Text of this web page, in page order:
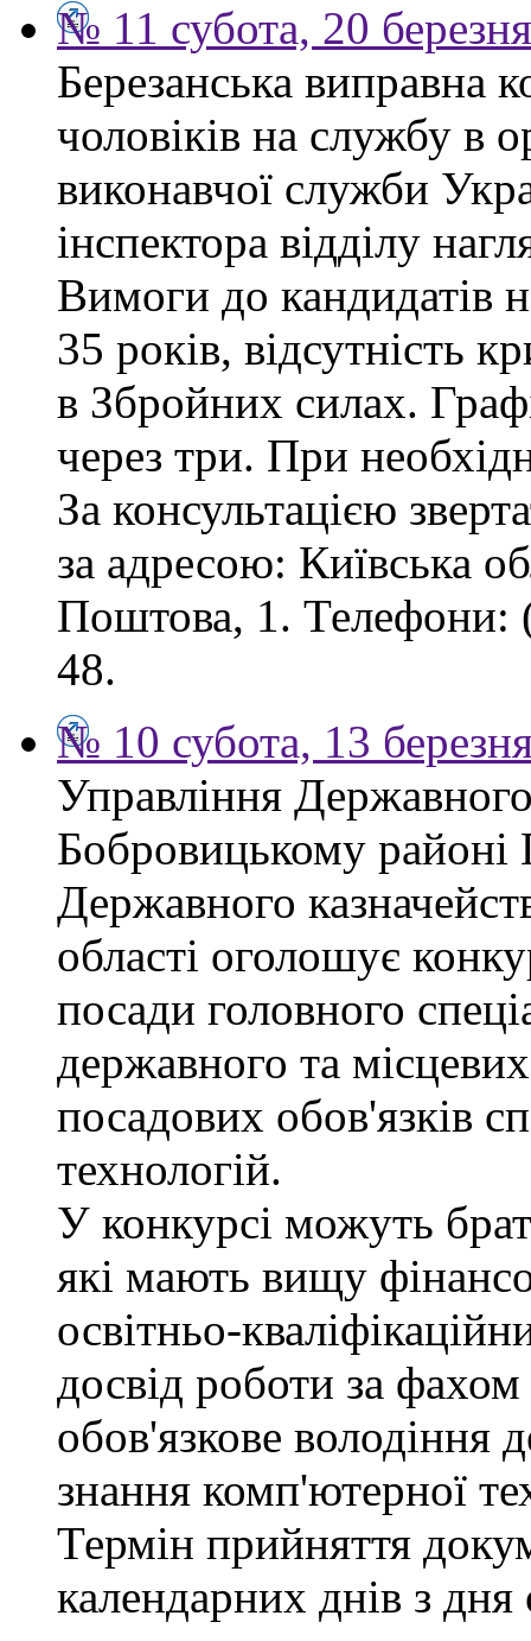
№ 11 субота, 20
Березанська виправна
чоловіків на службу в
виконавчої служби
інспектора відділу
Вимоги до кандидатів
35 років, відсутність
в Збройних силах.
через три. При
За консультацією
за адресою: Київська
Поштова, 1. Телефони:
48.
№ 10 субота, 13
Управління
Бобровицькому районі
Державного
області оголошує
посади головного
державного та
посадових обов'язків
технологій.
У конкурсі можуть
які мають вищу
освітньо-
досвід роботи за
обов'язкове
знання комп'ютерної
Термін прийняття
календарних днів з